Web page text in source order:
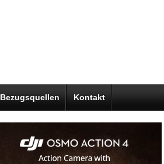
Bezugsquellen Kontakt